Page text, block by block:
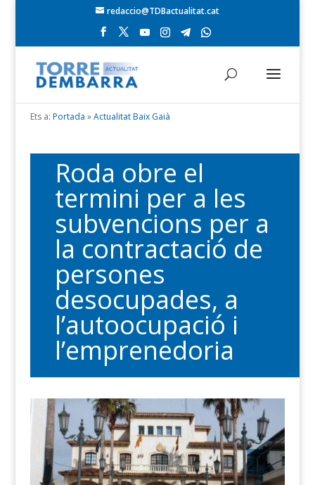
redaccio@TDBactualitat.cat
Ets a: Portada »Actualitat Baix Gaià
Roda obre el
termini per a les
subvencions per a
la contractació de
persones
desocupades, a
l’autoocupació i
l’emprenedoria